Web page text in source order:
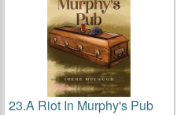
23.A Riot In Murphy's Pub